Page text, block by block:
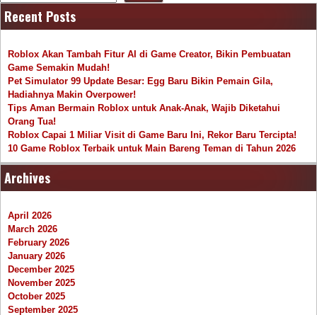
Recent Posts
Roblox Akan Tambah Fitur AI di Game Creator, Bikin Pembuatan
Game Semakin Mudah!
Pet Simulator 99 Update Besar: Egg Baru Bikin Pemain Gila,
Hadiahnya Makin Overpower!
Tips Aman Bermain Roblox untuk Anak-Anak, Wajib Diketahui
Orang Tua!
Roblox Capai 1 Miliar Visit di Game Baru Ini, Rekor Baru Tercipta!
10 Game Roblox Terbaik untuk Main Bareng Teman di Tahun 2026
Archives
April 2026
March 2026
February 2026
January 2026
December 2025
November 2025
October 2025
September 2025